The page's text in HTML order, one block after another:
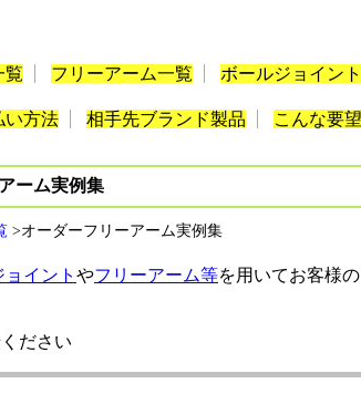
覧 フリーアーム一覧 ボールジョイント
い方法 相手先ブランド製品 こんな要
ーム実例集
>オーダーフリーアーム実例集
ョイント やフリーアーム等を用いてお客様
ださい